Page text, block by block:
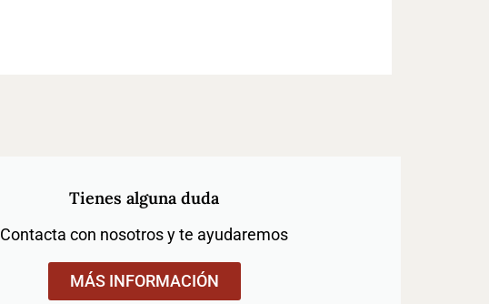
Tienes alguna duda
Contacta con nosotros y te ayudaremos
MÁS INFORMACIÓN